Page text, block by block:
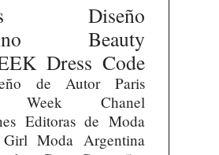
Diseño
Beauty
Dress Code
de Autor
Paris
Week
Chanel
Editoras de Moda
Moda Argentina